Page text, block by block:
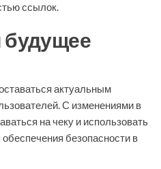
ссылок.
будущее
актуальным
С изменениями в
на чеку и использовать
безопасности в